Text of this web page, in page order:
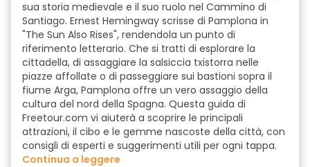
sua storia medievale e il suo ruolo nel Cammino di
Santiago. Ernest Hemingway scrisse di Pamplona in
"The Sun Also Rises", rendendola un punto di
riferimento letterario. Che si tratti di esplorare la
cittadella, di assaggiare la salsiccia txistorra nelle
piazze affollate o di passeggiare sui bastioni sopra il
fiume Arga, Pamplona offre un vero assaggio della
cultura del nord della Spagna. Questa guida di
Freetour.com vi aiuterà a scoprire le principali
attrazioni, il cibo e le gemme nascoste della città, con
consigli di esperti e suggerimenti utili per ogni tappa.
continua a leggere